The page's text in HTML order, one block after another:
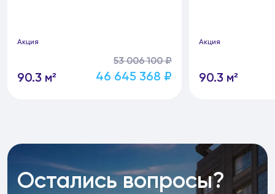
Акция
90.3 м²
53 006 100 ₽
46 645 368 ₽
Акция
90.3 м²
Остались вопросы?